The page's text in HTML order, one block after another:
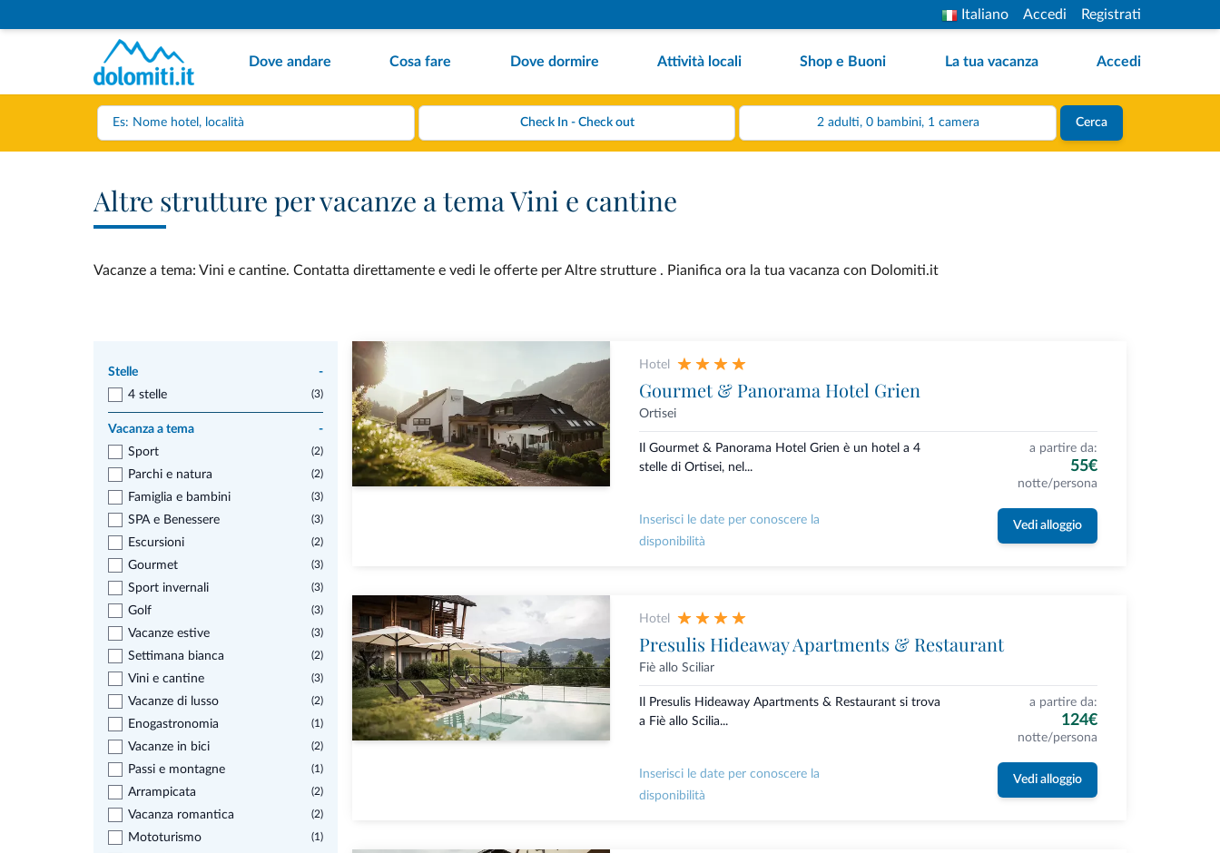
Italiano Accedi Registrati
Dove andare Cosa fare Dove dormire Attività locali Shop e Buoni La tua vacanza Accedi
2 adulti, 0 bambini, 1 camera Cerca
Altre strutture per vacanze a tema Vini e cantine
Vacanze a tema: Vini e cantine. Contatta direttamente e vedi le offerte per Altre strutture . Pianifica ora la tua vacanza con Dolomiti.it
Stelle
-
4 stelle
(3)
Vacanza a tema
-
Sport
(2)
Parchi e natura (2)
Famiglia e bambini (3)
SPA e Benessere (3)
Escursioni (2)
Gourmet (3)
Sport invernali (3)
Golf (3)
Vacanze estive (3)
Settimana bianca (2)
Vini e cantine (3)
Vacanze di lusso (2)
Enogastronomia (1)
Vacanze in bici (2)
Passi e montagne (1)
Arrampicata (2)
Vacanza romantica (2)
Mototurismo (1)
Hotel
Gourmet & Panorama Hotel Grien
Ortisei
Il Gourmet & Panorama Hotel Grien è un hotel a 4
stelle di Ortisei, nel...
a partire da:
55€
notte/persona
Inserisci le date per conoscere la
disponibilità
Vedi alloggio
Hotel
Presulis Hideaway Apartments & Restaurant
Fiè allo Sciliar
Il Presulis Hideaway Apartments & Restaurant si trova
a Fiè allo Scilia...
a partire da:
124€
notte/persona
Inserisci le date per conoscere la
disponibilità
Vedi alloggio